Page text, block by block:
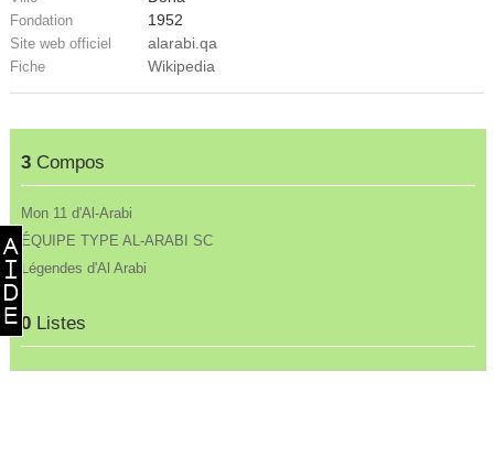
Fondation 1952
Site web officiel alarabi.qa
Fiche Wikipedia
3Compos
Mon 11 d'Al-Arabi
ÉQUIPE TYPE AL-ARABI SC
Légendes d'Al Arabi
0Listes